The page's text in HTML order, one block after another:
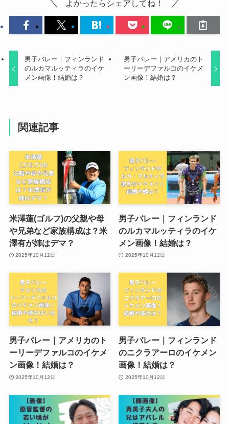
よかったらシェアしてね！
男子バレー｜フィンランド
のルカマルッティラのイケ
メン画像！結婚は？
男子バレー｜アメリカのト
ーリーデファルコのイケメ
ン画像！結婚は？
関連記事
米澤蓮(ゴルフ)の父親や母
や兄弟など家族構成は？米
澤有が姉はデマ？
2025年10月12日
男子バレー｜フィンランド
のルカマルッティラのイケ
メン画像！結婚は？
2025年10月12日
男子バレー｜アメリカのト
ーリーデファルコのイケメ
ン画像！結婚は？
2025年10月12日
男子バレー｜フィンランド
のニクラアーロのイケメン
画像！結婚は？
2025年10月12日